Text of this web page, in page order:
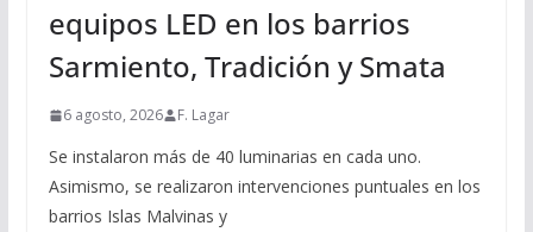
equipos LED en los barrios
Sarmiento, Tradición y Smata
6 agosto, 2026 F. Lagar
Se instalaron más de 40 luminarias en cada uno.
Asimismo, se realizaron intervenciones puntuales en los
barrios Islas Malvinas y